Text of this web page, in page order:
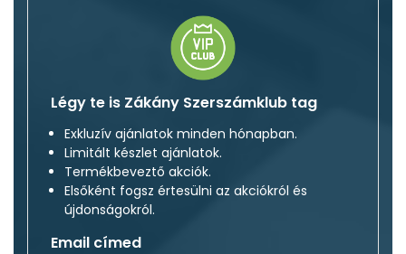
Légy te is Zákány Szerszámklub tag
Exkluzív ajánlatok minden hónapban.
Limitált készlet ajánlatok.
Termékbeveztő akciók.
Elsőként fogsz értesülni az akciókról és
újdonságokról.
Email címed